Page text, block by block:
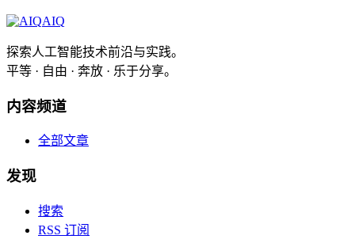
AIQ
探索人工智能技术前沿与实践。
平等 · 自由 · 奔放 · 乐于分享。
内容频道
全部文章
发现
搜索
RSS 订阅